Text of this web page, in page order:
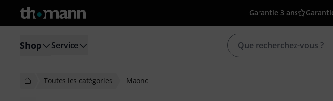
Garantie 3 ans
Shop Service
Toutes les catégories Maono